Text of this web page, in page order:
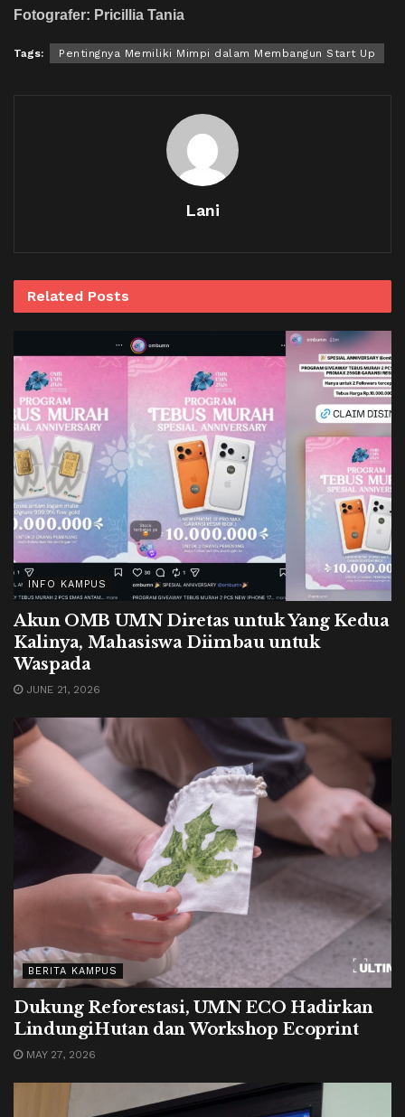
Fotografer: Pricillia Tania
Tags: Pentingnya Memiliki Mimpi dalam Membangun Start Up
Lani
Related Posts
INFO KAMPUS
Akun OMB UMN Diretas untuk Yang Kedua
Kalinya, Mahasiswa Diimbau untuk
Waspada
JUNE 21, 2026
BERITA KAMPUS
Dukung Reforestasi, UMN ECO Hadirkan
LindungiHutan dan Workshop Ecoprint
MAY 27, 2026